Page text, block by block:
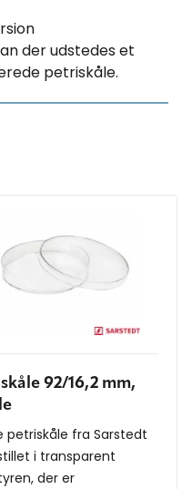
der udstedes et
petriskåle.
92/16,2 mm,
petriskåle fra Sarstedt
i transparent
der er